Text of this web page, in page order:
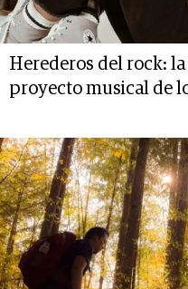
Herederos del rock:
proyecto musical de